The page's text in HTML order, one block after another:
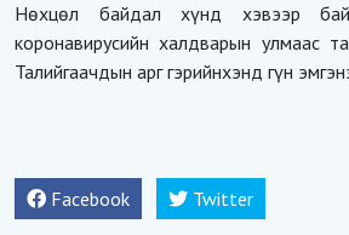
Нөхцөл байдал хүнд хэвээр
коронавирусийн халдварын улмаас
Талийгаачдын арг гэрийнхэнд гүн
Facebook Twitter